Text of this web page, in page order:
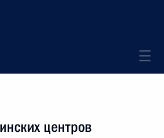
центров